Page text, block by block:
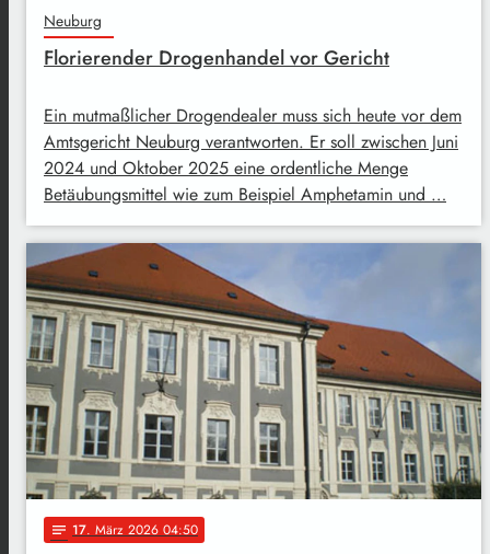
Neuburg
Florierender Drogenhandel vor Gericht
Ein mutmaßlicher Drogendealer muss sich heute vor dem
Amtsgericht Neuburg verantworten. Er soll zwischen Juni
2024 und Oktober 2025 eine ordentliche Menge
Betäubungsmittel wie zum Beispiel Amphetamin und …
notes 17. März 2026 04:50